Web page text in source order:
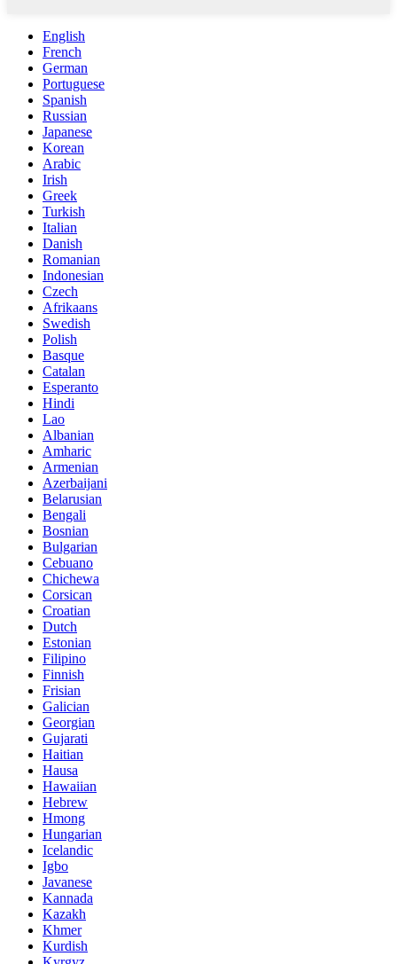
English
French
German
Portuguese
Spanish
Russian
Japanese
Korean
Arabic
Irish
Greek
Turkish
Italian
Danish
Romanian
Indonesian
Czech
Afrikaans
Swedish
Polish
Basque
Catalan
Esperanto
Hindi
Lao
Albanian
Amharic
Armenian
Azerbaijani
Belarusian
Bengali
Bosnian
Bulgarian
Cebuano
Chichewa
Corsican
Croatian
Dutch
Estonian
Filipino
Finnish
Frisian
Galician
Georgian
Gujarati
Haitian
Hausa
Hawaiian
Hebrew
Hmong
Hungarian
Icelandic
Igbo
Javanese
Kannada
Kazakh
Khmer
Kurdish